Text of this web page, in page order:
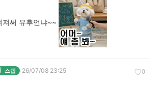
져써 유후언냐~~
♡0
스탭 ·26/07/08 23:25